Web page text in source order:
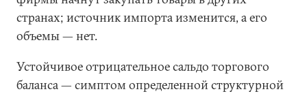
странах; источник импорта изменится, а его
объемы — нет.
Устойчивое отрицательное сальдо торгового
баланса — симптом определенной структурной